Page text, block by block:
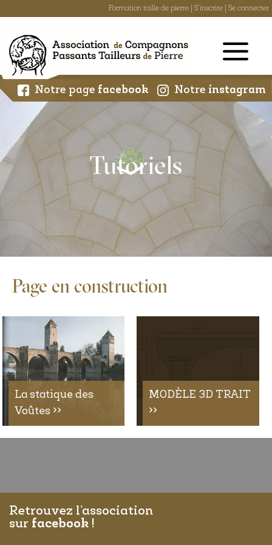
Formation taille de pierre S'inscrire Se connecter
content
Notre page facebook Notre instagram
Tutoriels
Page en construction
La statique des
Voûtes >>
MODÈLE 3D TRAIT
>>
Retrouvez l’association
sur facebook !